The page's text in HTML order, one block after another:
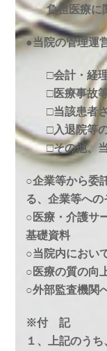
負担医療に
●当院の管理運
□会計・経
□医療事故
□当該患者
□入退院等
□その他、
○企業等から委
る、企業等へ
○医療・介護サ
基礎資料
○当院内におい
○医療の質の向
○外部監査機関
※付 記
１、上記のう